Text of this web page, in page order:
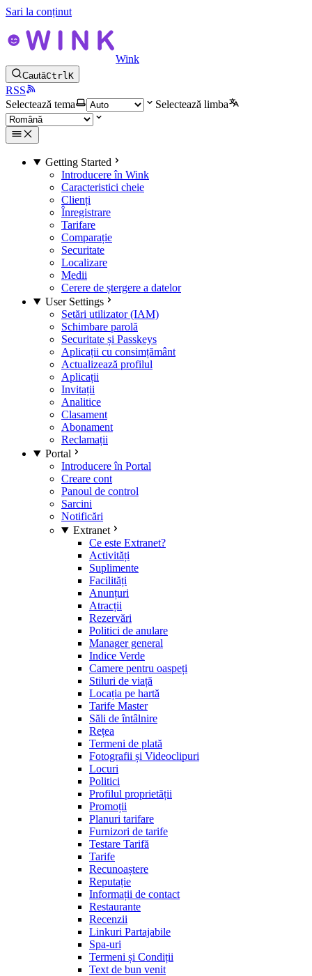
Sari la conținut
Wink
CautăCtrlK
RSS
Selectează tema
Selectează limba
Getting Started
Introducere în Wink
Caracteristici cheie
Clienți
Înregistrare
Tarifare
Comparație
Securitate
Localizare
Medii
Cerere de ștergere a datelor
User Settings
Setări utilizator (IAM)
Schimbare parolă
Securitate și Passkeys
Aplicații cu consimțământ
Actualizează profilul
Aplicații
Invitații
Analitice
Clasament
Abonament
Reclamații
Portal
Introducere în Portal
Creare cont
Panoul de control
Sarcini
Notificări
Extranet
Ce este Extranet?
Activități
Suplimente
Facilități
Anunțuri
Atracții
Rezervări
Politici de anulare
Manager general
Indice Verde
Camere pentru oaspeți
Stiluri de viață
Locația pe hartă
Tarife Master
Săli de întâlnire
Rețea
Termeni de plată
Fotografii și Videoclipuri
Locuri
Politici
Profilul proprietății
Promoții
Planuri tarifare
Furnizori de tarife
Testare Tarifă
Tarife
Recunoaștere
Reputație
Informații de contact
Restaurante
Recenzii
Linkuri Partajabile
Spa-uri
Termeni și Condiții
Text de bun venit